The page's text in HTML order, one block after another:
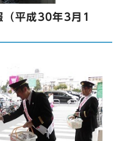
（平成30年3月1